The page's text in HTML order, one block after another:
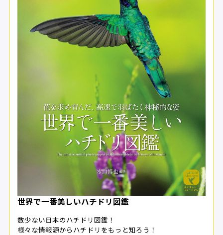
世界で一番美しいハチドリ図鑑
数少ない日本のハチドリ図鑑！
様々な情報源からハチドリをもっと知ろう！